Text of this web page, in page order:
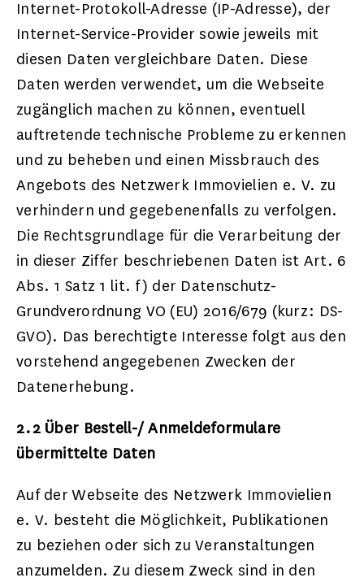
Internet-Protokoll-Adresse (IP-Adresse), der
Internet-Service-Provider sowie jeweils mit
diesen Daten vergleichbare Daten. Diese
Daten werden verwendet, um die Webseite
zugänglich machen zu können, eventuell
auftretende technische Probleme zu erkennen
und zu beheben und einen Missbrauch des
Angebots des Netzwerk Immovielien e. V. zu
verhindern und gegebenenfalls zu verfolgen.
Die Rechtsgrundlage für die Verarbeitung der
in dieser Ziffer beschriebenen Daten ist Art. 6
Abs. 1 Satz 1 lit. f) der Datenschutz-
Grundverordnung VO (EU) 2016/679 (kurz: DS-
GVO). Das berechtigte Interesse folgt aus den
vorstehend angegebenen Zwecken der
Datenerhebung.
2.2 Über Bestell-/ Anmeldeformulare
übermittelte Daten
Auf der Webseite des Netzwerk Immovielien
e. V. besteht die Möglichkeit, Publikationen
zu beziehen oder sich zu Veranstaltungen
anzumelden. Zu diesem Zweck sind in den